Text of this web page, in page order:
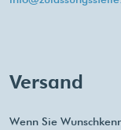
Versand
Wenn Sie